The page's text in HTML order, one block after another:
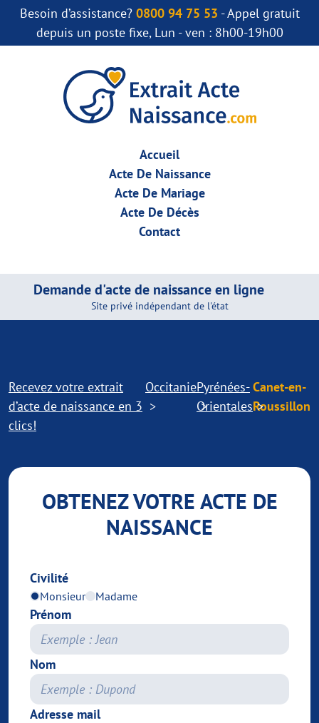
Besoin d’assistance? 0800 94 75 53 - Appel gratuit
depuis un poste fixe, Lun - ven : 8h00-19h00
Accueil
Acte De Naissance
Acte De Mariage
Acte De Décès
Contact
Demande d'acte de naissance en ligne
Site privé indépendant de l'état
Recevez votre extrait
d’acte de naissance en 3
clics!
OccitaniePyrénées-
Orientales
Canet-en-
Roussillon
OBTENEZ VOTRE ACTE DE
NAISSANCE
Civilité
Monsieur Madame
Prénom
Nom
Adresse mail